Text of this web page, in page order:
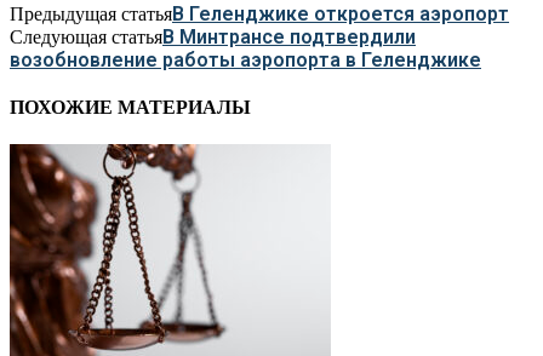
Предыдущая статьяВ Геленджике откроется аэропорт
Следующая статьяВ Минтрансе подтвердили
возобновление работы аэропорта в Геленджике
ПОХОЖИЕ МАТЕРИАЛЫ